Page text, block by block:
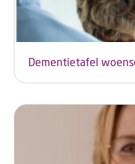
Dementietafel